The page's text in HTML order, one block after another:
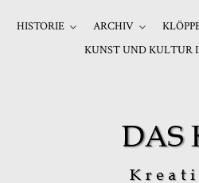
HISTORIE ARCHIV
KUNST UND KULTUR